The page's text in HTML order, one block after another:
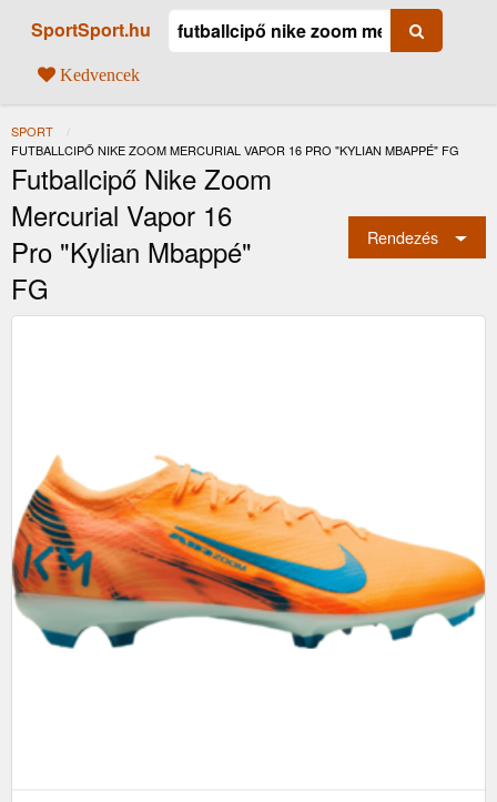
SportSport.hu
Kedvencek
SPORT
JELENLEGI:
FUTBALLCIPŐ NIKE ZOOM MERCURIAL VAPOR 16 PRO "KYLIAN MBAPPÉ" FG
Futballcipő Nike Zoom
Mercurial Vapor 16
Pro "Kylian Mbappé"
FG
Rendezés